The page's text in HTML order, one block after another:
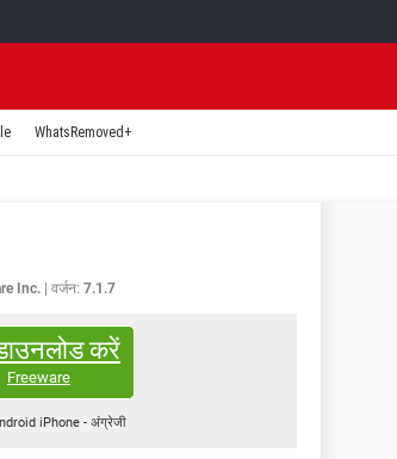
WhatsRemoved+
Inc. वर्जन: 7.1.7
करें
Freeware
iPhone - अंग्रेजी